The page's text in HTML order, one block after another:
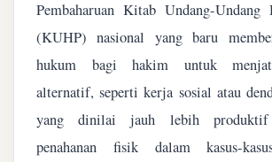
Pembaharuan Kitab Undang-Undang
(KUHP) nasional yang baru
hukum bagi hakim untuk
alternatif, seperti kerja sosial atau
yang dinilai jauh lebih produktif
penahanan fisik dalam kasus-